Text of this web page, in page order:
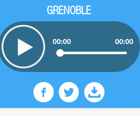
GRENOBLE
00:00 00:00